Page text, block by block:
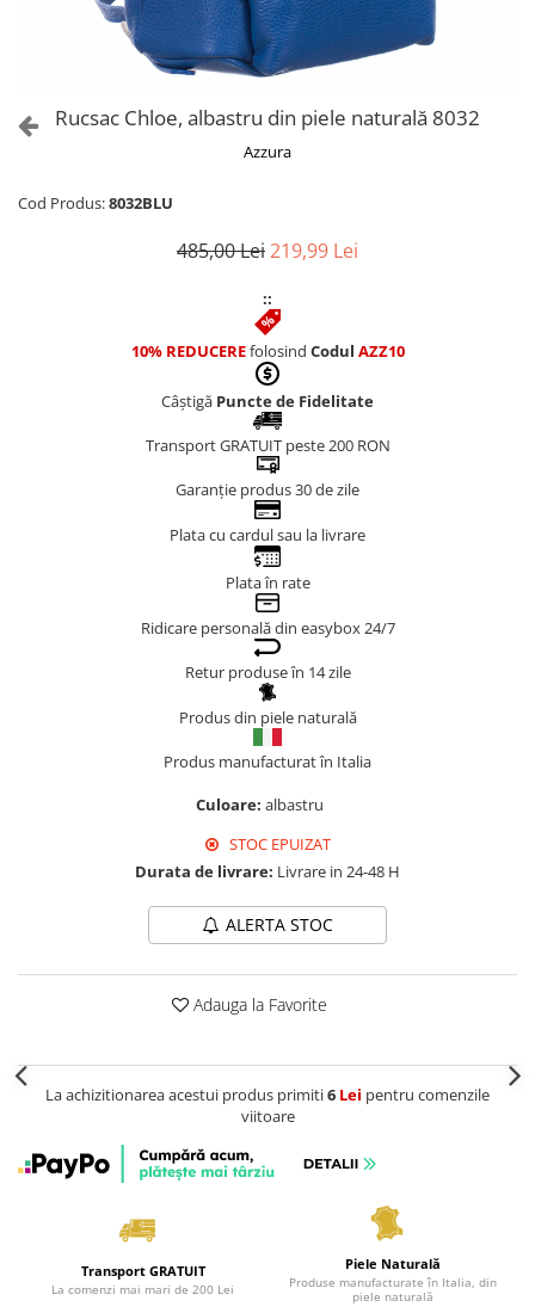
Genți Albe
Genți Bej
Rucsac Chloe, albastru din piele naturală 8032
Azzura
Cod Produs:8032BLU
485,00 Lei219,99 Lei
::
10% REDUCEREfolosind Codul AZZ10
Câștigă Puncte de Fidelitate
Transport GRATUIT peste 200 RON
Garanție produs 30 de zile
Plata cu cardul sau la livrare
Plata în rate
Ridicare personală din easybox 24/7
Retur produse în 14 zile
Produs din piele naturală
Produs manufacturat în Italia
Culoare: albastru
STOC EPUIZAT
Durata de livrare: Livrare in 24-48 H
ALERTA STOC
Adauga la Favorite
La achizitionarea acestui produs primiti6 Lei pentru comenzile
viitoare
Transport GRATUIT
La comenzi mai mari de 200 Lei
Piele Naturală
Produse manufacturate în Italia, din
piele naturală